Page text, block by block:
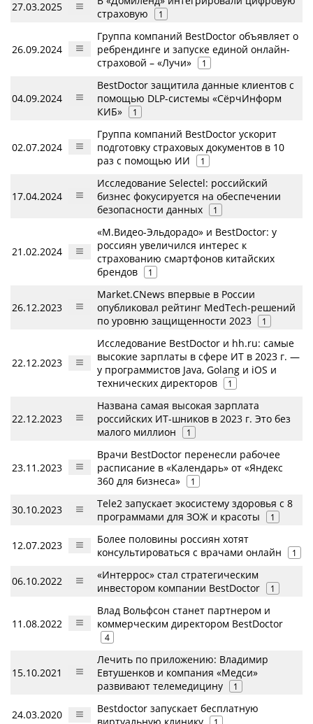
27.03.2025
страховую
1
26.09.2024
Группа компаний BestDoctor объявляет о
ребрендинге и запуске единой онлайн-
страховой – «Лучи»
1
04.09.2024
BestDoctor защитила данные клиентов с
помощью DLP-системы «СёрчИнформ
КИБ»
1
02.07.2024
Группа компаний BestDoctor ускорит
подготовку страховых документов в 10
раз с помощью ИИ
1
17.04.2024
Исследование Selectel: российский
бизнес фокусируется на обеспечении
безопасности данных
1
21.02.2024
«М.Видео-Эльдорадо» и BestDoctor: у
россиян увеличился интерес к
страхованию смартфонов китайских
брендов
1
26.12.2023
Market.CNews впервые в России
опубликовал рейтинг MedTech-решений
по уровню защищенности 2023
1
22.12.2023
Исследование BestDoctor и hh.ru: самые
высокие зарплаты в сфере ИТ в 2023 г. —
у программистов Java, Golang и iOS и
технических директоров
1
22.12.2023
Названа самая высокая зарплата
российских ИТ-шников в 2023 г. Это без
малого миллион
1
23.11.2023
Врачи BestDoctor перенесли рабочее
расписание в «Календарь» от «Яндекс
360 для бизнеса»
1
30.10.2023
Tele2 запускает экосистему здоровья с 8
программами для ЗОЖ и красоты
1
12.07.2023
Более половины россиян хотят
консультироваться с врачами онлайн
1
06.10.2022
«Интеррос» стал стратегическим
инвестором компании BestDoctor
1
11.08.2022
Влад Вольфсон станет партнером и
коммерческим директором BestDoctor
4
15.10.2021
Лечить по приложению: Владимир
Евтушенков и компания «Медси»
развивают телемедицину
1
24.03.2020
Bestdoctor запускает бесплатную